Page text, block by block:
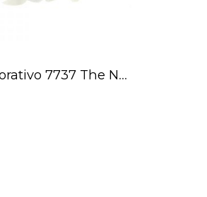
Boton Decorativo 7737 The Nightmare Bef Chris Disney